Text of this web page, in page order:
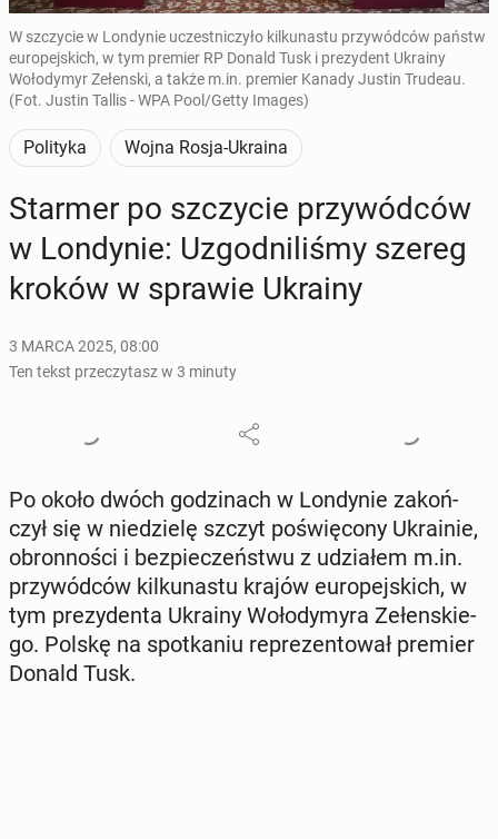
W szczycie w Londynie uczestniczyło kilkunastu przywódców państw
europejskich, w tym premier RP Donald Tusk i prezydent Ukrainy
Wołodymyr Zełenski, a także m.in. premier Kanady Justin Trudeau.
(Fot. Justin Tallis - WPA Pool/Getty Images)
Polityka Wojna Rosja-Ukraina
Starmer po szczy­cie przy­wód­ców
w Lon­dy­nie: Uzgod­ni­li­śmy szereg
kroków w sprawie Ukrainy
3 MARCA 2025, 08:00
Ten tekst przeczytasz w 3 minuty
Po około dwóch go­dzi­nach w Lon­dy­nie za­koń­
czył się w nie­dzie­lę szczyt po­świę­co­ny Ukra­inie,
obron­no­ści i bez­pie­czeń­stwu z udzia­łem m.in.
przy­wód­ców kil­ku­na­stu krajów eu­ro­pej­skich, w
tym pre­zy­den­ta Ukrainy Wo­ło­dy­my­ra Ze­łen­skie­
go. Polskę na spo­tka­niu re­pre­zen­to­wał premier
Donald Tusk.